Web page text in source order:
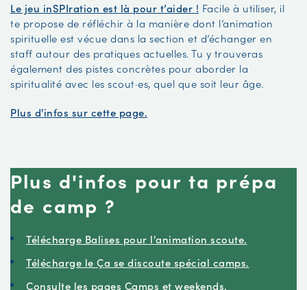
Le jeu inSPIration est là pour t’aider ! Facile à utiliser, il
te propose de réfléchir à la manière dont l’animation
spirituelle est vécue dans la section et d’échanger en
staff autour des pratiques actuelles. Tu y trouveras
également des pistes concrètes pour aborder la
spiritualité avec les scout·es, quel que soit leur âge.
Plus d'infos sur cette page.
Plus d'infos pour ta prépa
de camp ?
Télécharge Balises pour l'animation scoute.
Télécharge le Ça se discoute spécial camps.
Consulte les pages Camps et weekends.